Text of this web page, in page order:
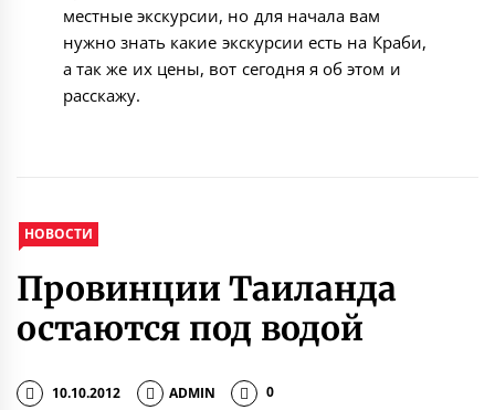
местные экскурсии, но для начала вам
нужно знать какие экскурсии есть на Краби,
а так же их цены, вот сегодня я об этом и
расскажу.
НОВОСТИ
Провинции Таиланда
остаются под водой
10.10.2012 ADMIN 0